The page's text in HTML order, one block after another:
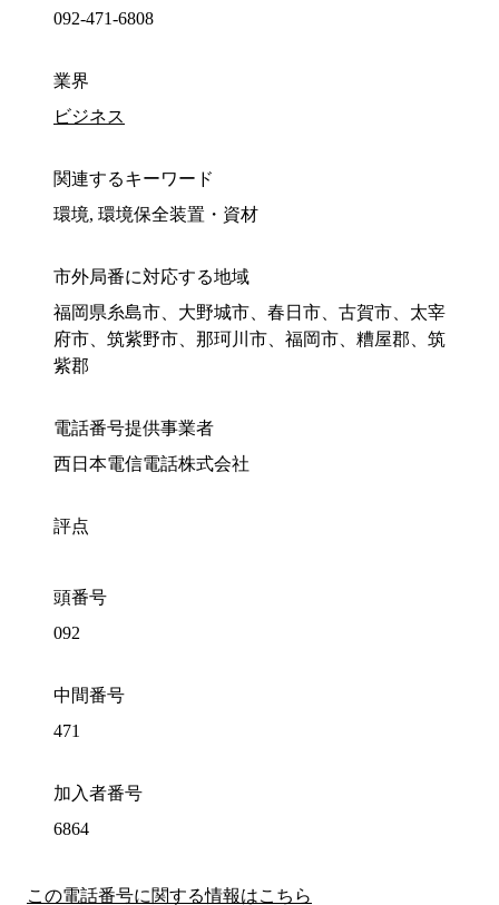
092-471-6808
業界
ビジネス
関連するキーワード
環境, 環境保全装置・資材
市外局番に対応する地域
福岡県糸島市、大野城市、春日市、古賀市、太宰
府市、筑紫野市、那珂川市、福岡市、糟屋郡、筑
紫郡
電話番号提供事業者
西日本電信電話株式会社
評点
頭番号
092
中間番号
471
加入者番号
6864
この電話番号に関する情報はこちら